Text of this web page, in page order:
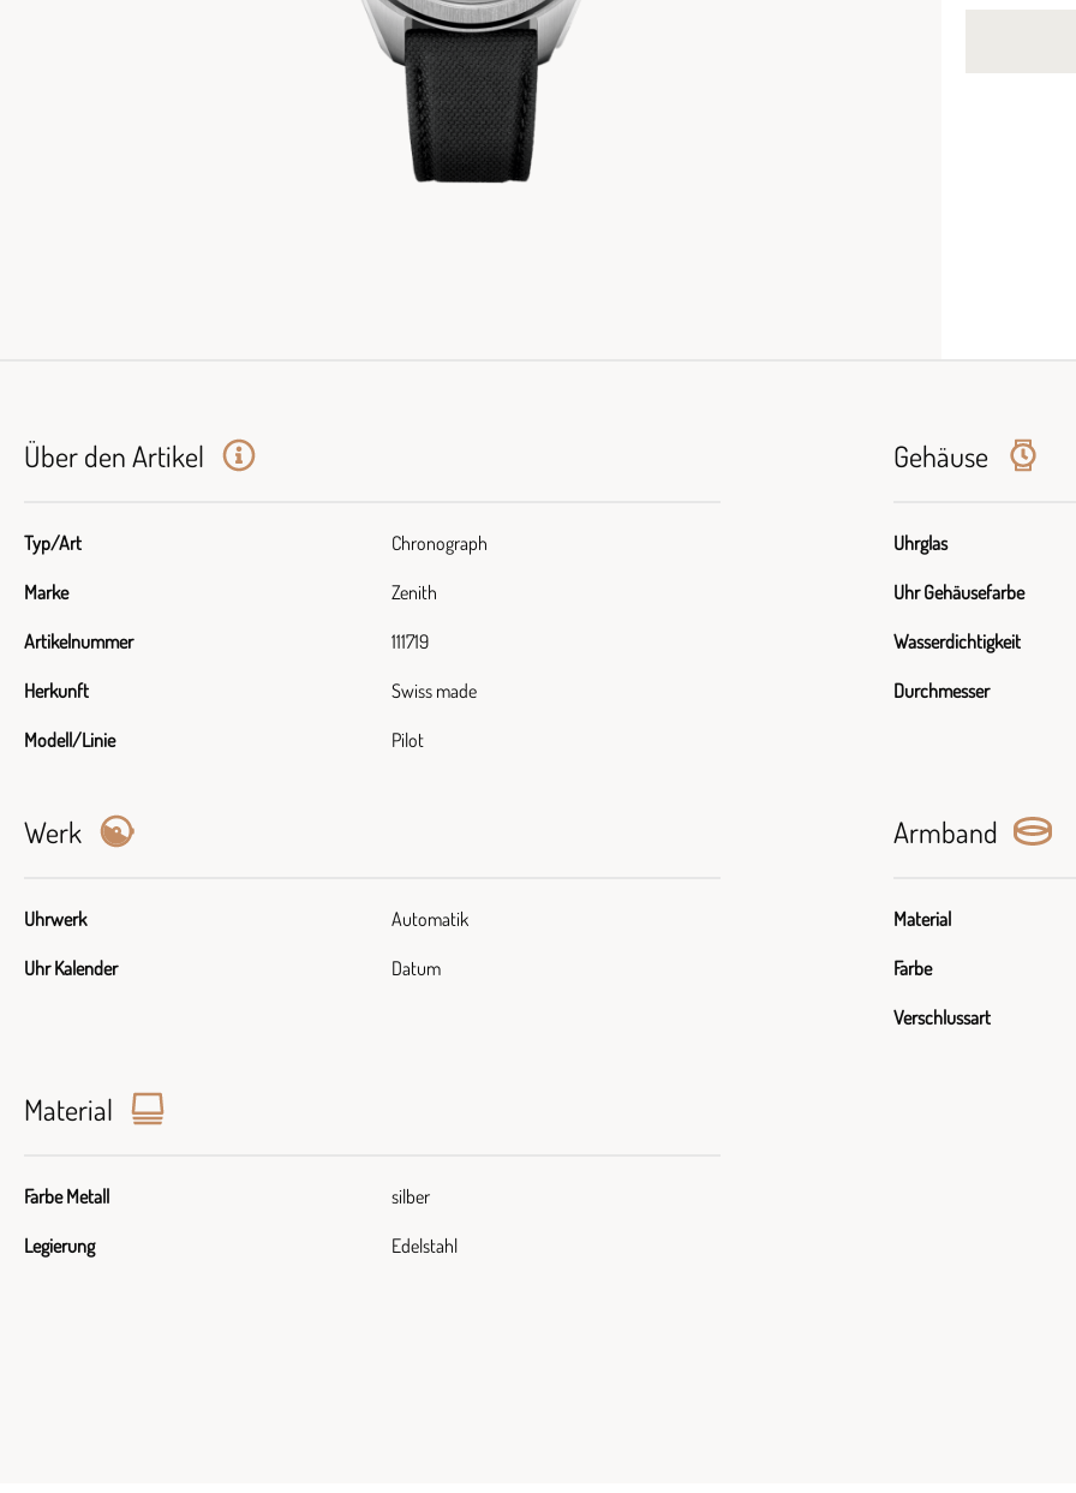
Über den Artikel
Typ/Art Chronograph
Marke Zenith
Artikelnummer 111719
Herkunft Swiss made
Modell/Linie Pilot
Gehäuse
Uhrglas
Uhr Gehäusefarbe
Wasserdichtigkeit
Durchmesser
Werk
Uhrwerk Automatik
Uhr Kalender Datum
Armband
Material
Farbe
Verschlussart
Material
Farbe Metall silber
Legierung Edelstahl